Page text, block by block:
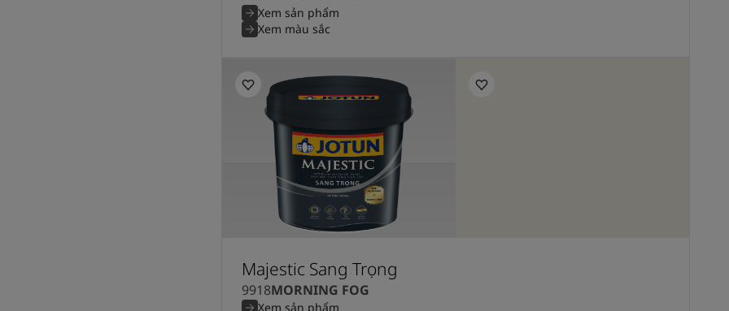
Xem sản phẩm
Xem màu sắc
Majestic Sang Trọng
9918MORNING FOG
Xem sản phẩm